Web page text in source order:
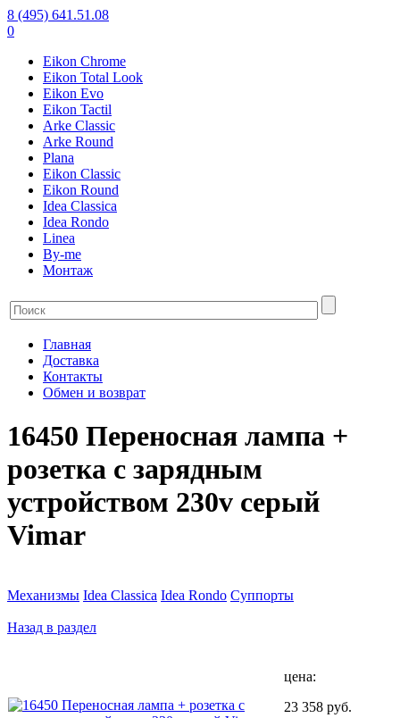
8 (495) 641.51.08
0
Eikon Chrome
Eikon Total Look
Eikon Evo
Eikon Tactil
Arke Classic
Arke Round
Plana
Eikon Classic
Eikon Round
Idea Classica
Idea Rondo
Linea
By-me
Монтаж
Главная
Доставка
Контакты
Обмен и возврат
16450 Переносная лампа +
розетка с зарядным
устройством 230v серый
Vimar
Механизмы Idea Classica Idea Rondo Суппорты
Назад в раздел
цена:
23 358 руб.